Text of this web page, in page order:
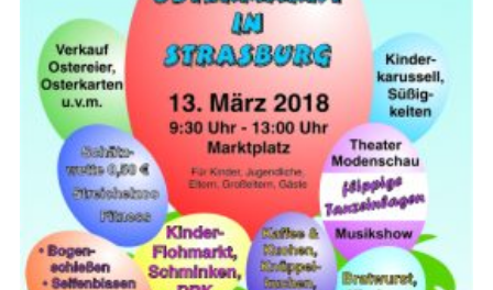
Online-Bewerbungen
Sprache/Language